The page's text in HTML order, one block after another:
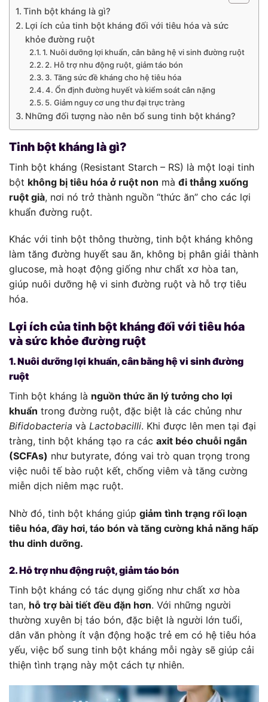
Tinh bột kháng là gì?
Lợi ích của tinh bột kháng đối với tiêu hóa và sức
khỏe đường ruột
1. Nuôi dưỡng lợi khuẩn, cân bằng hệ vi sinh đường ruột
2. Hỗ trợ nhu động ruột, giảm táo bón
3. Tăng sức đề kháng cho hệ tiêu hóa
4. Ổn định đường huyết và kiểm soát cân nặng
5. Giảm nguy cơ ung thư đại trực tràng
Những đối tượng nào nên bổ sung tinh bột kháng?
Tinh bột kháng là gì?
Tinh bột kháng (Resistant Starch – RS) là một loại tinh
bột không bị tiêu hóa ở ruột non mà đi thẳng xuống
ruột già, nơi nó trở thành nguồn “thức ăn” cho các lợi
khuẩn đường ruột.
Khác với tinh bột thông thường, tinh bột kháng không
làm tăng đường huyết sau ăn, không bị phân giải thành
glucose, mà hoạt động giống như chất xơ hòa tan,
giúp nuôi dưỡng hệ vi sinh đường ruột và hỗ trợ tiêu
hóa.
Lợi ích của tinh bột kháng đối với tiêu hóa
và sức khỏe đường ruột
1. Nuôi dưỡng lợi khuẩn, cân bằng hệ vi sinh đường
ruột
Tinh bột kháng là nguồn thức ăn lý tưởng cho lợi
khuẩn trong đường ruột, đặc biệt là các chủng như
Bifidobacteria và Lactobacilli. Khi được lên men tại đại
tràng, tinh bột kháng tạo ra các axit béo chuỗi ngắn
(SCFAs) như butyrate, đóng vai trò quan trọng trong
việc nuôi tế bào ruột kết, chống viêm và tăng cường
miễn dịch niêm mạc ruột.
Nhờ đó, tinh bột kháng giúp giảm tình trạng rối loạn
tiêu hóa, đầy hơi, táo bón và tăng cường khả năng hấp
thu dinh dưỡng.
2. Hỗ trợ nhu động ruột, giảm táo bón
Tinh bột kháng có tác dụng giống như chất xơ hòa
tan, hỗ trợ bài tiết đều đặn hơn. Với những người
thường xuyên bị táo bón, đặc biệt là người lớn tuổi,
dân văn phòng ít vận động hoặc trẻ em có hệ tiêu hóa
yếu, việc bổ sung tinh bột kháng mỗi ngày sẽ giúp cải
thiện tình trạng này một cách tự nhiên.